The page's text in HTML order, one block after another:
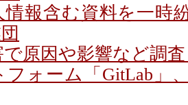
報含む資料を一時
原因や影響など調
フォーム「GitLab」